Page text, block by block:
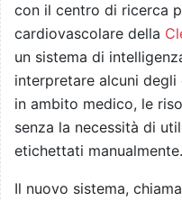
con il centro di ricerca
cardiovascolare della
un sistema di
interpretare alcuni
in ambito medico, le
senza la necessità di
etichettati manualmente.
Il nuovo sistema,